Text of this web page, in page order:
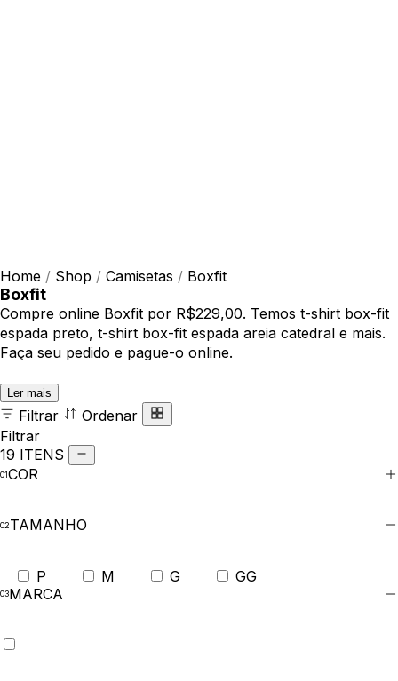
Home / Shop / Camisetas / Boxfit
Boxfit
Compre online Boxfit por R$229,00. Temos t-shirt box-fit
espada preto, t-shirt box-fit espada areia catedral e mais.
Faça seu pedido e pague-o online.
Ler mais
Filtrar
Ordenar
Filtrar
19 ITENS
COR
TAMANHO
P M G
GG
MARCA